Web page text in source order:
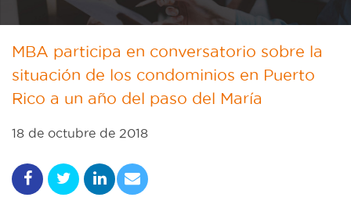
MBA participa en conversatorio sobre la
situación de los condominios en Puerto
Rico a un año del paso del María
18 de octubre de 2018